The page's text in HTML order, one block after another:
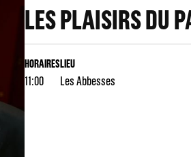
LES PLAISIRS DU
HORAIRES
11:00
LIEU
Les Abbesses